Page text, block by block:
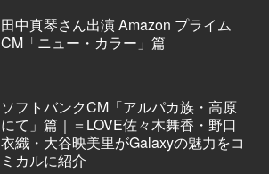
田中真琴さん出演 Amazon プライム
CM「ニュー・カラー」篇
ソフトバンクCM「アルパカ族・高原
にて」篇｜＝LOVE佐々木舞香・野口
衣織・大谷映美里がGalaxyの魅力をコ
ミカルに紹介